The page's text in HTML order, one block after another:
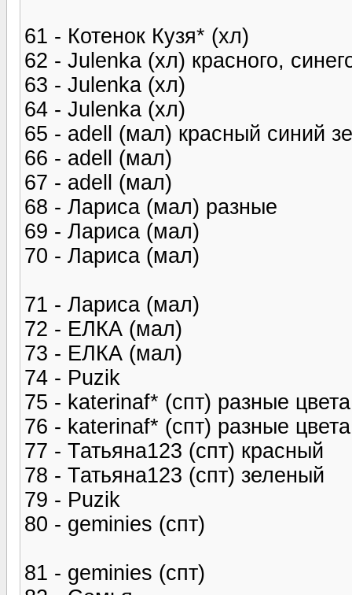
61 - Котенок Кузя* (хл)
62 - Julenka (хл) красного,
63 - Julenka (хл)
64 - Julenka (хл)
65 - adell (мал) красный синий
66 - adell (мал)
67 - adell (мал)
68 - Лариса (мал) разные
69 - Лариса (мал)
70 - Лариса (мал)
71 - Лариса (мал)
72 - ЕЛКА (мал)
73 - ЕЛКА (мал)
74 - Puzik
75 - katerinaf* (спт) разные цвета
76 - katerinaf* (спт) разные цвета
77 - Татьяна123 (спт) красный
78 - Татьяна123 (спт) зеленый
79 - Puzik
80 - geminies (спт)
81 - geminies (спт)